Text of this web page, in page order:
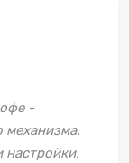
-
механизма.
настройки.